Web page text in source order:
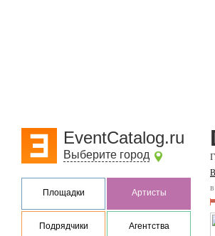
EventCatalog.ru
Выберите город
Площадки Артисты
Подрядчики Агентства